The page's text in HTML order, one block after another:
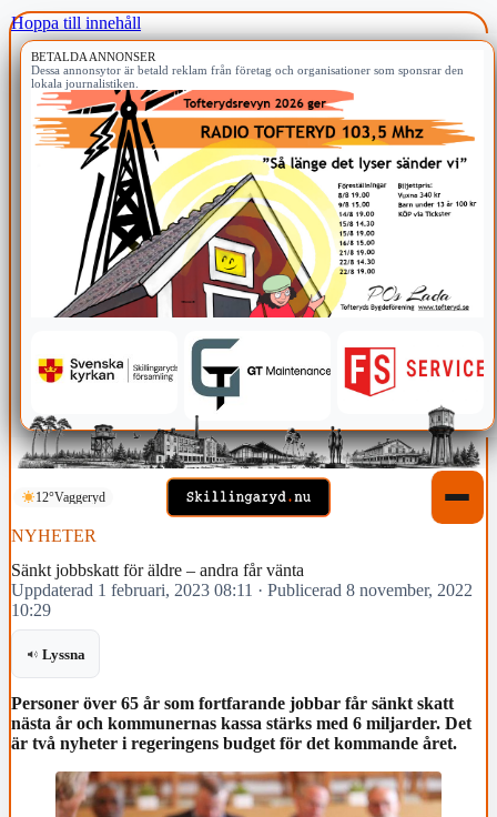
Hoppa till innehåll
BETALDA ANNONSER
Dessa annonsytor är betald reklam från företag och organisationer som sponsrar den
lokala journalistiken.
12°Vaggeryd
NYHETER
Sänkt jobbskatt för äldre – andra får vänta
Uppdaterad 1 februari, 2023 08:11 · Publicerad 8 november, 2022
10:29
Lyssna
Personer över 65 år som fortfarande jobbar får sänkt skatt
nästa år och kommunernas kassa stärks med 6 miljarder. Det
är två nyheter i regeringens budget för det kommande året.